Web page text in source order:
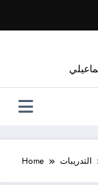
content
Home التدريبات